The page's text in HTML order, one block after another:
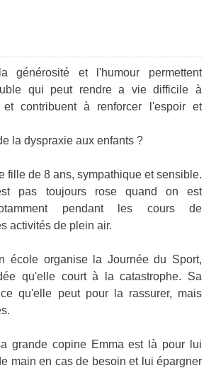
générosité et l'humour permettent
qui peut rendre a vie difficile à
et contribuent à renforcer l'espoir et
la dyspraxie aux enfants ?
fille de 8 ans, sympathique et sensible.
pas toujours rose quand on est
pendant les cours de
activités de plein air.
école organise la Journée du Sport,
qu'elle court à la catastrophe. Sa
qu'elle peut pour la rassurer, mais
grande copine Emma est là pour lui
main en cas de besoin et lui épargner